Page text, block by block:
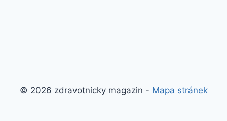
© 2026 zdravotnicky magazin - Mapa stránek